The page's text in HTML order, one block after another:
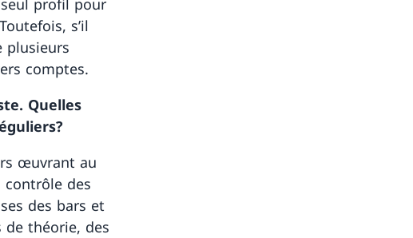
profil pour
s’il
plusieurs
comptes.
Quelles
œuvrant au
contrôle des
des bars et
de théorie, des